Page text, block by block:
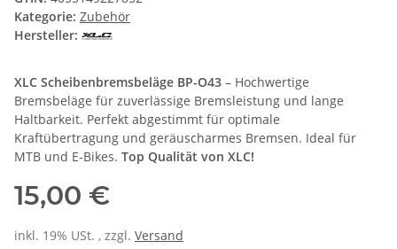
Kategorie: Zubehör
Hersteller:
XLC Scheibenbremsbeläge BP-O43 – Hochwertige
Bremsbeläge für zuverlässige Bremsleistung und lange
Haltbarkeit. Perfekt abgestimmt für optimale
Kraftübertragung und geräuscharmes Bremsen. Ideal für
MTB und E-Bikes. Top Qualität von XLC!
15,00 €
inkl. 19% USt. , zzgl. Versand